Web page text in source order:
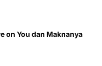
on You dan Maknanya